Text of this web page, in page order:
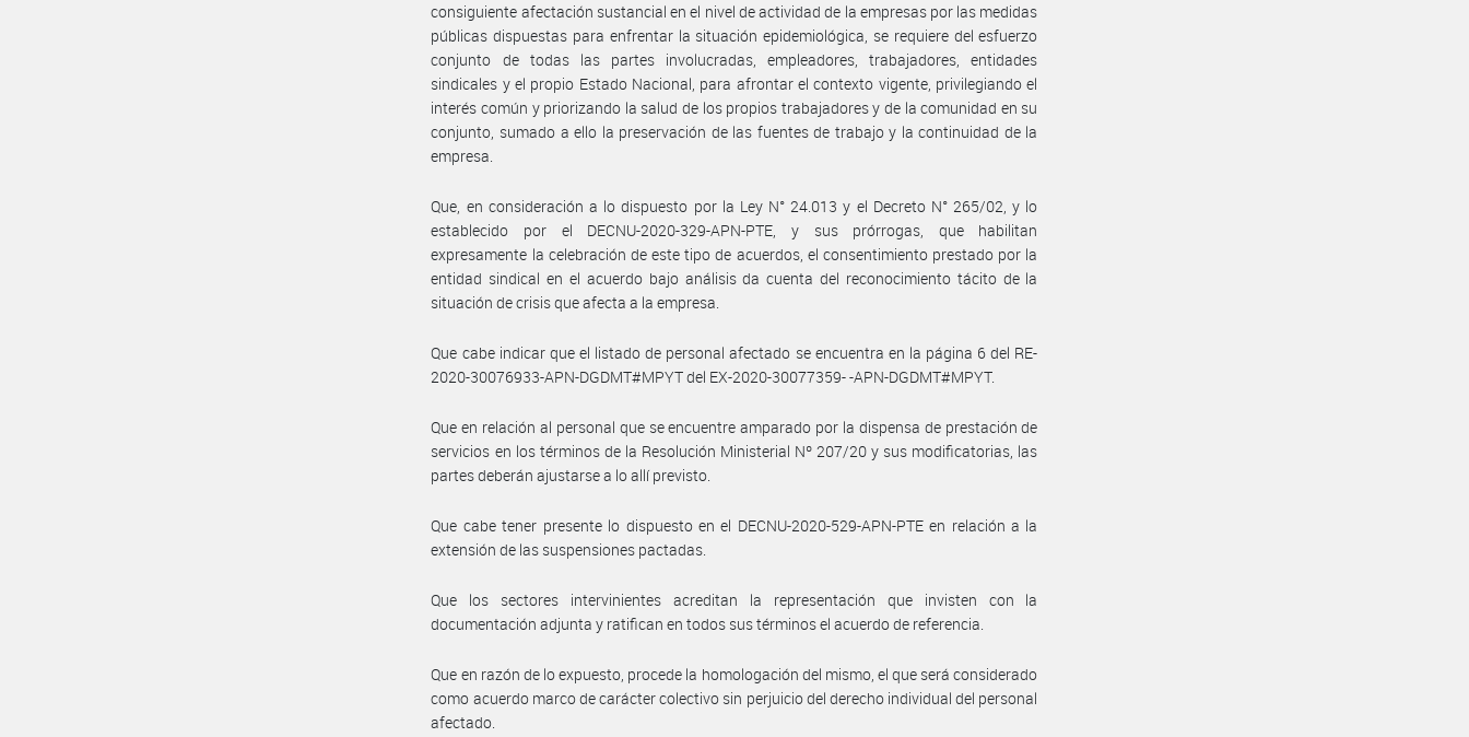
consiguiente afectación sustancial en el nivel de actividad de la empresas por las medidas
públicas dispuestas para enfrentar la situación epidemiológica, se requiere del esfuerzo
conjunto de todas las partes involucradas, empleadores, trabajadores, entidades
sindicales y el propio Estado Nacional, para afrontar el contexto vigente, privilegiando el
interés común y priorizando la salud de los propios trabajadores y de la comunidad en su
conjunto, sumado a ello la preservación de las fuentes de trabajo y la continuidad de la
empresa.
Que, en consideración a lo dispuesto por la Ley N° 24.013 y el Decreto N° 265/02, y lo
establecido por el DECNU-2020-329-APN-PTE, y sus prórrogas, que habilitan
expresamente la celebración de este tipo de acuerdos, el consentimiento prestado por la
entidad sindical en el acuerdo bajo análisis da cuenta del reconocimiento tácito de la
situación de crisis que afecta a la empresa.
Que cabe indicar que el listado de personal afectado se encuentra en la página 6 del RE-
2020-30076933-APN-DGDMT#MPYT del EX-2020-30077359- -APN-DGDMT#MPYT.
Que en relación al personal que se encuentre amparado por la dispensa de prestación de
servicios en los términos de la Resolución Ministerial Nº 207/20 y sus modificatorias, las
partes deberán ajustarse a lo allí previsto.
Que cabe tener presente lo dispuesto en el DECNU-2020-529-APN-PTE en relación a la
extensión de las suspensiones pactadas.
Que los sectores intervinientes acreditan la representación que invisten con la
documentación adjunta y ratifican en todos sus términos el acuerdo de referencia.
Que en razón de lo expuesto, procede la homologación del mismo, el que será considerado
como acuerdo marco de carácter colectivo sin perjuicio del derecho individual del personal
afectado.